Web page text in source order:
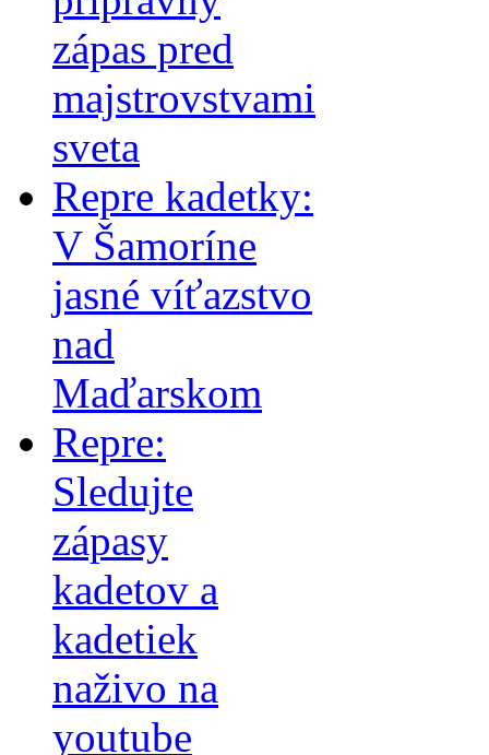
zápas pred
majstrovstvami
sveta
Repre kadetky:
V Šamoríne
jasné víťazstvo
nad
Maďarskom
Repre:
Sledujte
zápasy
kadetov a
kadetiek
naživo na
youtube